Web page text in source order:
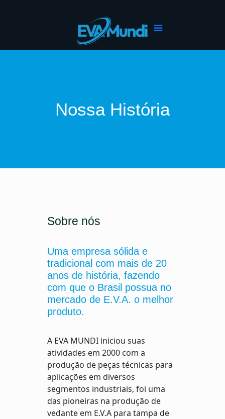
Nossa História
Sobre nós
Uma empresa sólida e
tradicional com mais de 20
anos de história, fazendo
com que o Brasil possua no
mercado de E.V.A. o melhor
produto.
A EVA MUNDI iniciou suas
atividades em 2000 com a
produção de peças técnicas para
aplicações em diversos
segmentos industriais, foi uma
das pioneiras na produção de
vedante em E.V.A para tampa de